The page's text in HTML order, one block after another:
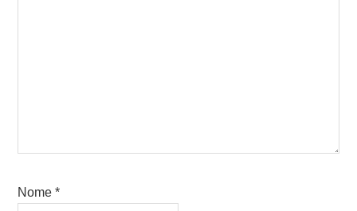
Nome*